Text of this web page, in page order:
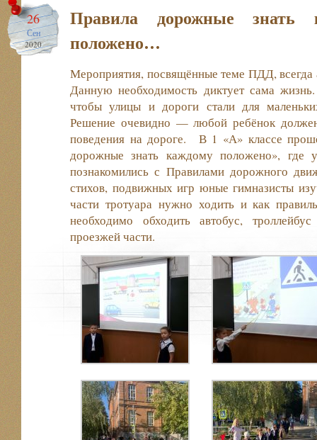
26
Сен
2020
Правила дорожные знать
положено…
Мероприятия, посвящённые теме ПДД, всегда
Данную необходимость диктует сама
чтобы улицы и дороги стали для
Решение очевидно — любой ребёнок
поведения на дороге. В 1 «А» классе
дорожные знать каждому положено», где
познакомились с Правилами дорожного
стихов, подвижных игр юные гимназисты
части тротуара нужно ходить и как
необходимо обходить автобус,
проезжей части.